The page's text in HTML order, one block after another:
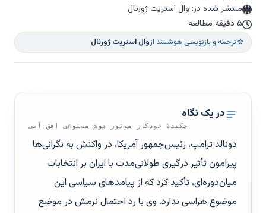
منتشر شده در: وال استریت ژورنال
۵ دقیقه مطالعه
ترجمه و بازنویسی هوشمند ازوال استریت ژورنال
در یک نگاه
چکیدهٔ خودکار موتور هوش مصنوعی افق آبی
دونالد ترامپ، رئیس‌جمهور آمریکا، در واکنش به نگرانی‌ها
پیرامون تأثیر درگیری طولانی‌مدت با ایران بر انتخابات
میان‌دوره‌ای، تأکید کرد که از پیامدهای سیاسی این
موضوع هراسی ندارد. وی با رد احتمال نرمش در موضع